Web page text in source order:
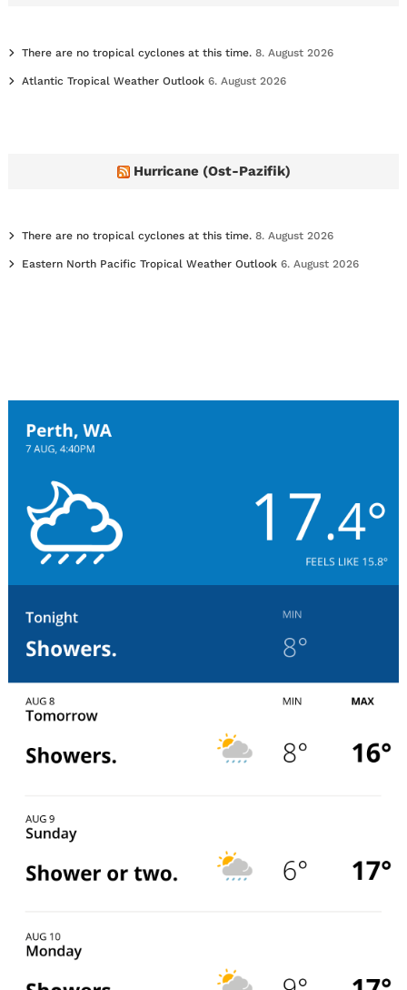
There are no tropical cyclones at this time. 8. August 2026
Atlantic Tropical Weather Outlook 6. August 2026
Hurricane (Ost-Pazifik)
There are no tropical cyclones at this time. 8. August 2026
Eastern North Pacific Tropical Weather Outlook 6. August 2026